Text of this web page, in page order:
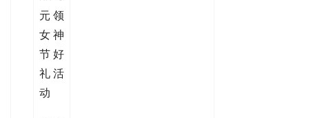
元领
女神
节好
礼活
动